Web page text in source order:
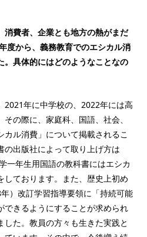
費者、企業とも地方の熱がまだ
度から、義務教育でのエシカル消
。具体的にはどのようなことなの
2021年に中学校の、2022年には高
の際に、家庭科、国語、社会、
ル消費」について掲載されるこ
の出版社によって取り上げ方は
一年生用国語の教科書にはエシカ
しております。また、歴史上初め
）改訂学習指導要領に「持続可能
できるようにすることが求められ
た。教員の方々も生きた実践と